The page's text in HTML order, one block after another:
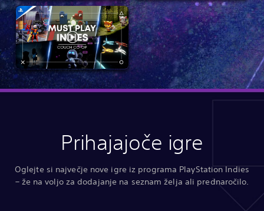
Prihajajoče igre
Oglejte si največje nove igre iz programa PlayStation Indies
– že na voljo za dodajanje na seznam želja ali prednaročilo.